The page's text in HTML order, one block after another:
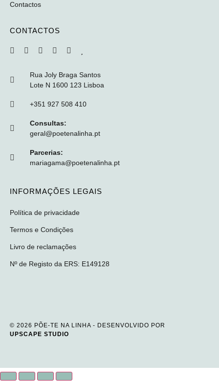
Contactos
CONTACTOS
Rua Joly Braga Santos
Lote N 1600 123 Lisboa
+351 927 508 410
Consultas:
geral@poetenalinha.pt
Parcerias:
mariagama@poetenalinha.pt
INFORMAÇÕES LEGAIS
Política de privacidade
Termos e Condições
Livro de reclamações
Nº de Registo da ERS: E149128
© 2026 PÕE-TE NA LINHA - DESENVOLVIDO POR
UPSCAPE STUDIO